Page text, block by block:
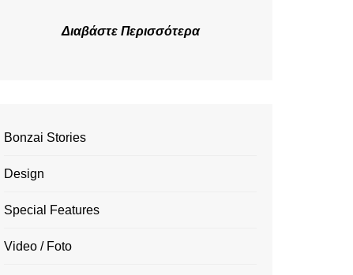
Διαβάστε Περισσότερα
Bonzai Stories
Design
Special Features
Video / Foto